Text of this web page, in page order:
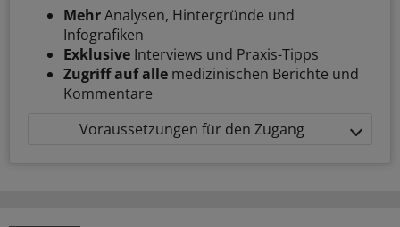
MehrAnalysen, Hintergründe und
Infografiken
Exklusive Interviews und Praxis-Tipps
Zugriff auf alle medizinischen Berichte und
Kommentare
Voraussetzungen für den Zugang